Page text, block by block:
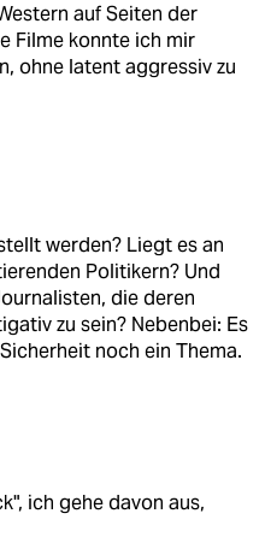
auf Seiten der
Filme konnte ich mir
ohne latent aggressiv zu
werden? Liegt es an
Politikern? Und
die deren
zu sein? Nebenbei: Es
noch ein Thema.
ich gehe davon aus,